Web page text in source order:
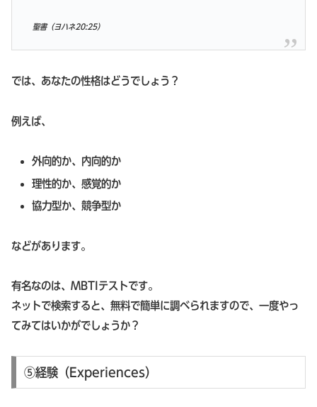
聖書（ヨハネ20:25）
では、あなたの性格はどうでしょう？
例えば、
外向的か、内向的か
理性的か、感覚的か
協力型か、競争型か
などがあります。
有名なのは、MBTIテストです。
ネットで検索すると、無料で簡単に調べられますので、一度やっ
てみてはいかがでしょうか？
⑤経験（Experiences）